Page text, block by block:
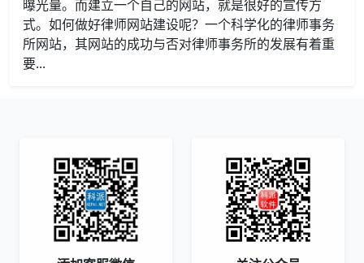
曝光量。而建立一个自己的网站，就是很好的宣传方
式。如何做好律师网站建设呢？一个科学化的律师事务
所网站，其网站的成功与否对律师事务所的发展有着重
要...